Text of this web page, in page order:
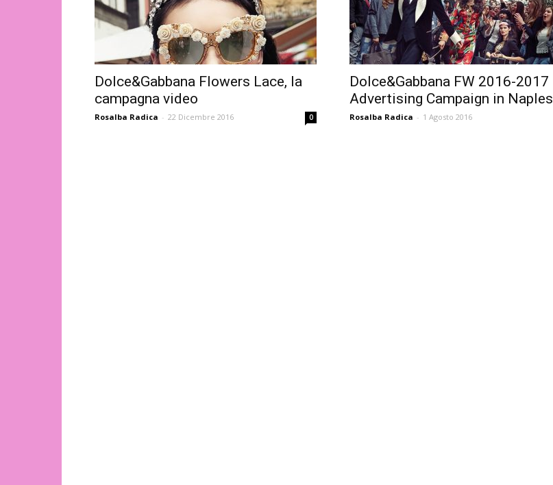
Dolce&Gabbana Flowers Lace, la
campagna video
Rosalba Radica - 22 Dicembre 2016 0
Dolce&Gabbana FW 2016-2017
Advertising Campaign in Naples
Rosalba Radica - 1 Agosto 2016